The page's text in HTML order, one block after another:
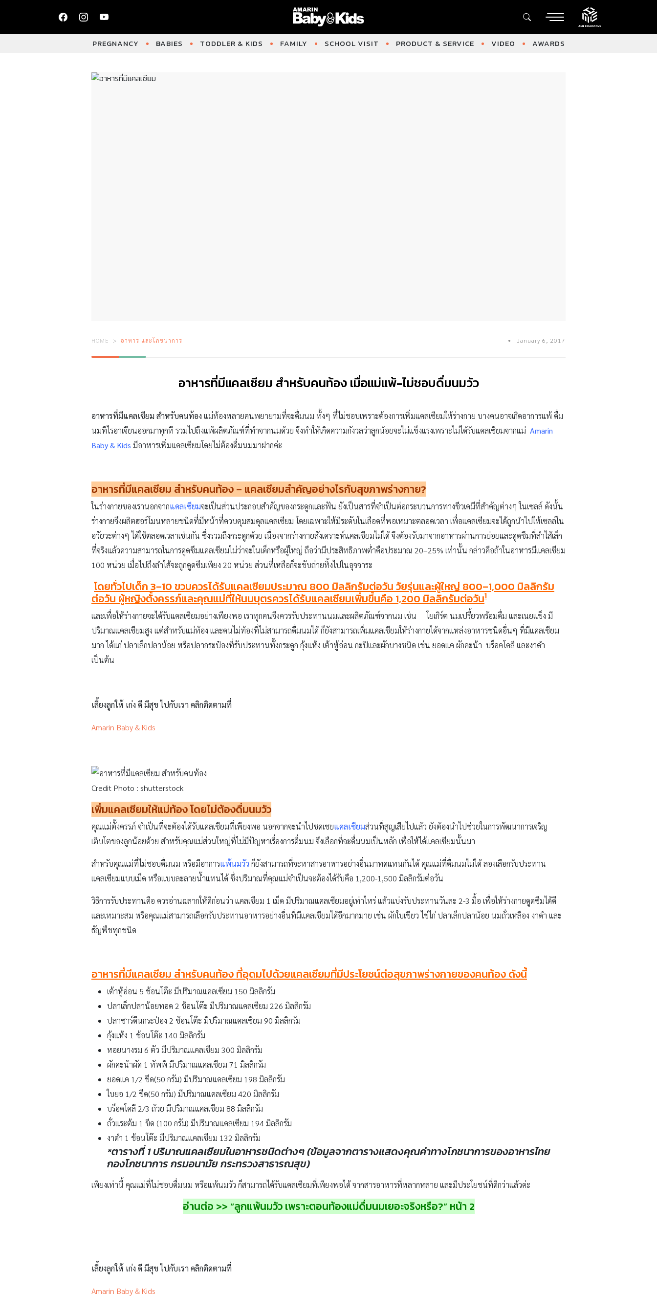
PREGNANCY BABIES TODDLER & KIDS FAMILY SCHOOL VISIT PRODUCT & SERVICE VIDEO AWARDS
HOME อาหาร และโภชนาการ January 6, 2017
อาหารที่มีแคลเซียม สําหรับคนท้อง เมื่อแม่แพ้-ไม่ชอบดื่มนมวัว
อาหารที่มีแคลเซียม สำหรับคนท้อง แม่ท้องหลายคนพยายามที่จะดื่มนม ทั้งๆ ที่ไม่ชอบเพราะต้องการเพิ่มแคลเซียมให้ร่างกาย บางคนอาจเกิดอาการแพ้ ดื่ม
นมทีไรอาเจียนออกมาทุกที รวมไปถึงแพ้ผลิตภัณฑ์ที่ทำจากนมด้วย จึงทำให้เกิดความกังวลว่าลูกน้อยจะไม่แข็งแรงเพราะไม่ได้รับแคลเซียมจากแม่ Amarin
Baby & Kids มีอาหารเพิ่มแคลเซียมโดยไม่ต้องดื่มนมมาฝากค่ะ
อาหารที่มีแคลเซียม สำหรับคนท้อง– แคลเซียมสำคัญอย่างไรกับสุขภาพร่างกาย?
ในร่างกายของเรานอกจากแคลเซียมจะเป็นส่วนประกอบสำคัญของกระดูกและฟัน ยังเป็นสารที่จำเป็นต่อกระบวนการทางชีวเคมีที่สำคัญต่างๆ ในเซลล์ ดังนั้น
ร่างกายจึงผลิตฮอร์โมนหลายชนิดที่มีหน้าที่ควบคุมสมดุลแคลเซียม โดยเฉพาะให้มีระดับในเลือดที่พอเหมาะตลอดเวลา เพื่อแคลเซียมจะได้ถูกนำไปให้เซลล์ใน
อวัยวะต่างๆ ได้ใช้ตลอดเวลาเช่นกัน ซึ่งรวมถึงกระดูกด้วย เนื่องจากร่างกายสังเคราะห์แคลเซียมไม่ได้ จึงต้องรับมาจากอาหารผ่านการย่อยและดูดซึมที่ลำไส้เล็ก
ที่จริงแล้วความสามารถในการดูดซึมแคลเซียมไม่ว่าจะในเด็กหรือผู้ใหญ่ ถือว่ามีประสิทธิภาพต่ำคือประมาณ 20–25% เท่านั้น กล่าวคือถ้าในอาหารมีแคลเซียม
100 หน่วย เมื่อไปถึงลำไส้จะถูกดูดซึมเพียง 20 หน่วย ส่วนที่เหลือก็จะขับถ่ายทิ้งไปในอุจจาระ
โดยทั่วไปเด็ก 3–10 ขวบควรได้รับแคลเซียมประมาณ 800 มิลลิกรัมต่อวัน วัยรุ่นและผู้ใหญ่ 800–1,000 มิลลิกรัม
ต่อวัน ผู้หญิงตั้งครรภ์และคุณแม่ที่ให้นมบุตรควรได้รับแคลเซียมเพิ่มขึ้นคือ 1,200 มิลลิกรัมต่อวัน1
และเพื่อให้ร่างกายจะได้รับแคลเซียมอย่างเพียงพอ เราทุกคนจึงควรรับประทานนมและผลิตภัณฑ์จากนม เช่น โยเกิร์ต นมเปรี้ยวพร้อมดื่ม และเนยแข็ง มี
ปริมาณแคลเซียมสูง แต่สำหรับแม่ท้อง และคนไม่ท้องที่ไม่สามารถดื่มนมได้ ก็ยังสามารถเพิ่มแคลเซียมให้ร่างกายได้จากแหล่งอาหารชนิดอื่นๆ ที่มีแคลเซียม
มาก ได้แก่ ปลาเล็กปลาน้อย หรือปลากระป๋องที่รับประทานทั้งกระดูก กุ้งแห้ง เต้าหู้อ่อน กะปิและผักบางชนิด เช่น ยอดแค ผักคะน้า บร็อคโคลี และงาดำ
เป็นต้น
เลี้ยงลูกให้ เก่ง ดี มีสุข ไปกับเรา คลิกติดตามที่
Amarin Baby & Kids
Credit Photo : shutterstock
เพิ่มแคลเซียมให้แม่ท้อง โดยไม่ต้องดื่มนมวัว
คุณแม่ตั้งครรภ์ จำเป็นที่จะต้องได้รับแคลเซียมที่เพียงพอ นอกจากจะนำไปชดเชยแคลเซียมส่วนที่สูญเสียไปแล้ว ยังต้องนำไปช่วยในการพัฒนาการเจริญ
เติบโตของลูกน้อยด้วย สำหรับคุณแม่ส่วนใหญ่ที่ไม่มีปัญหาเรื่องการดื่มนม จึงเลือกที่จะดื่มนมเป็นหลัก เพื่อให้ได้แคลเซียมนั้นมา
สำหรับคุณแม่ที่ไม่ชอบดื่มนม หรือมีอาการแพ้นมวัว ก็ยังสามารถที่จะหาสารอาหารอย่างอื่นมาทดแทนกันได้ คุณแม่ที่ดื่มนมไม่ได้ ลองเลือกรับประทาน
แคลเซียมแบบเม็ด หรือแบบละลายน้ำแทนได้ ซึ่งปริมาณที่คุณแม่จำเป็นจะต้องได้รับคือ 1,200-1,500 มิลลิกรัมต่อวัน
วิธีการรับประทานคือ ควรอ่านฉลากให้ดีก่อนว่า แคลเซียม 1 เม็ด มีปริมาณแคลเซียมอยู่เท่าไหร่ แล้วแบ่งรับประทานวันละ 2-3 มื้อ เพื่อให้ร่างกายดูดซึมได้ดี
และเหมาะสม หรือคุณแม่สามารถเลือกรับประทานอาหารอย่างอื่นที่มีแคลเซียมได้อีกมากมาย เช่น ผักใบเขียว ไข่ไก่ ปลาเล็กปลาน้อย นมถั่วเหลือง งาดำ และ
ธัญพืชทุกชนิด
อาหารที่มีแคลเซียม สำหรับคนท้อง ที่อุดมไปด้วยแคลเซียมที่มีประโยชน์ต่อสุขภาพร่างกายของคนท้อง ดังนี้
เต้าหู้อ่อน 5 ช้อนโต๊ะ มีปริมาณแคลเซียม 150 มิลลิกรัม
ปลาเล็กปลาน้อยทอด 2 ช้อนโต๊ะ มีปริมาณแคลเซียม 226 มิลลิกรัม
ปลาซาร์ดีนกระป๋อง 2 ช้อนโต๊ะ มีปริมาณแคลเซียม 90 มิลลิกรัม
กุ้งแห้ง 1 ช้อนโต๊ะ 140 มิลลิกรัม
หอยนางรม 6 ตัว มีปริมาณแคลเซียม 300 มิลลิกรัม
ผักคะน้าผัด 1 ทัพพี มีปริมาณแคลเซียม 71 มิลลิกรัม
ยอดแค 1/2 ขีด(50 กรัม) มีปริมาณแคลเซียม 198 มิลลิกรัม
ใบยอ 1/2 ขีด(50 กรัม) มีปริมาณแคลเซียม 420 มิลลิกรัม
บร็อคโคลี 2/3 ถ้วย มีปริมาณแคลเซียม 88 มิลลิกรัม
ถั่วแระต้ม 1 ขีด (100 กรัม) มีปริมาณแคลเซียม 194 มิลลิกรัม
งาดำ 1 ช้อนโต๊ะ มีปริมาณแคลเซียม 132 มิลลิกรัม
*ตารางที่ 1 ปริมาณแคลเซียมในอาหารชนิดต่างๆ (ข้อมูลจากตารางแสดงคุณค่าทางโภชนาการของอาหารไทย
กองโภชนาการ กรมอนามัย กระทรวงสาธารณสุข)
เพียงเท่านี้ คุณแม่ที่ไม่ชอบดื่มนม หรือแพ้นมวัว ก็สามารถได้รับแคลเซียมที่เพียงพอได้ จากสารอาหารที่หลากหลาย และมีประโยชน์ที่ดีกว่าแล้วค่ะ
อ่านต่อ >> “ลูกแพ้นมวัว เพราะตอนท้องแม่ดื่มนมเยอะจริงหรือ?” หน้า 2
เลี้ยงลูกให้ เก่ง ดี มีสุข ไปกับเรา คลิกติดตามที่
Amarin Baby & Kids